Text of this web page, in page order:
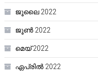
ജൂലൈ 2022
ജൂൺ 2022
മെയ്‌ 2022
ഏപ്രിൽ 2022